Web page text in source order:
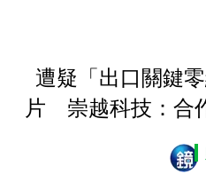
遭疑「出口關鍵
片 崇越科技：合